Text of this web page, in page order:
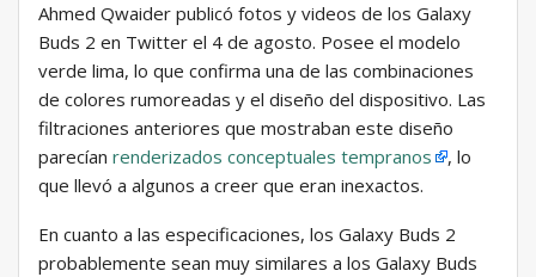
Ahmed Qwaider publicó fotos y videos de los Galaxy
Buds 2 en Twitter el 4 de agosto. Posee el modelo
verde lima, lo que confirma una de las combinaciones
de colores rumoreadas y el diseño del dispositivo. Las
filtraciones anteriores que mostraban este diseño
parecían renderizados conceptuales tempranos
, lo
que llevó a algunos a creer que eran inexactos.
En cuanto a las especificaciones, los Galaxy Buds 2
probablemente sean muy similares a los Galaxy Buds